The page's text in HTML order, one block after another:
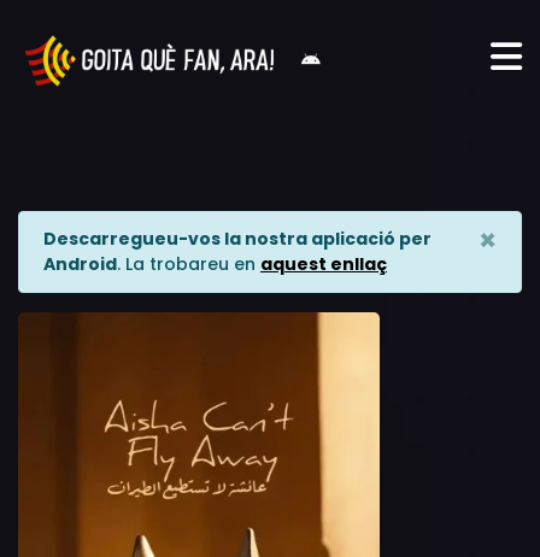
Descarregueu-vos la nostra aplicació per
Android. La trobareu en aquest enllaç
×